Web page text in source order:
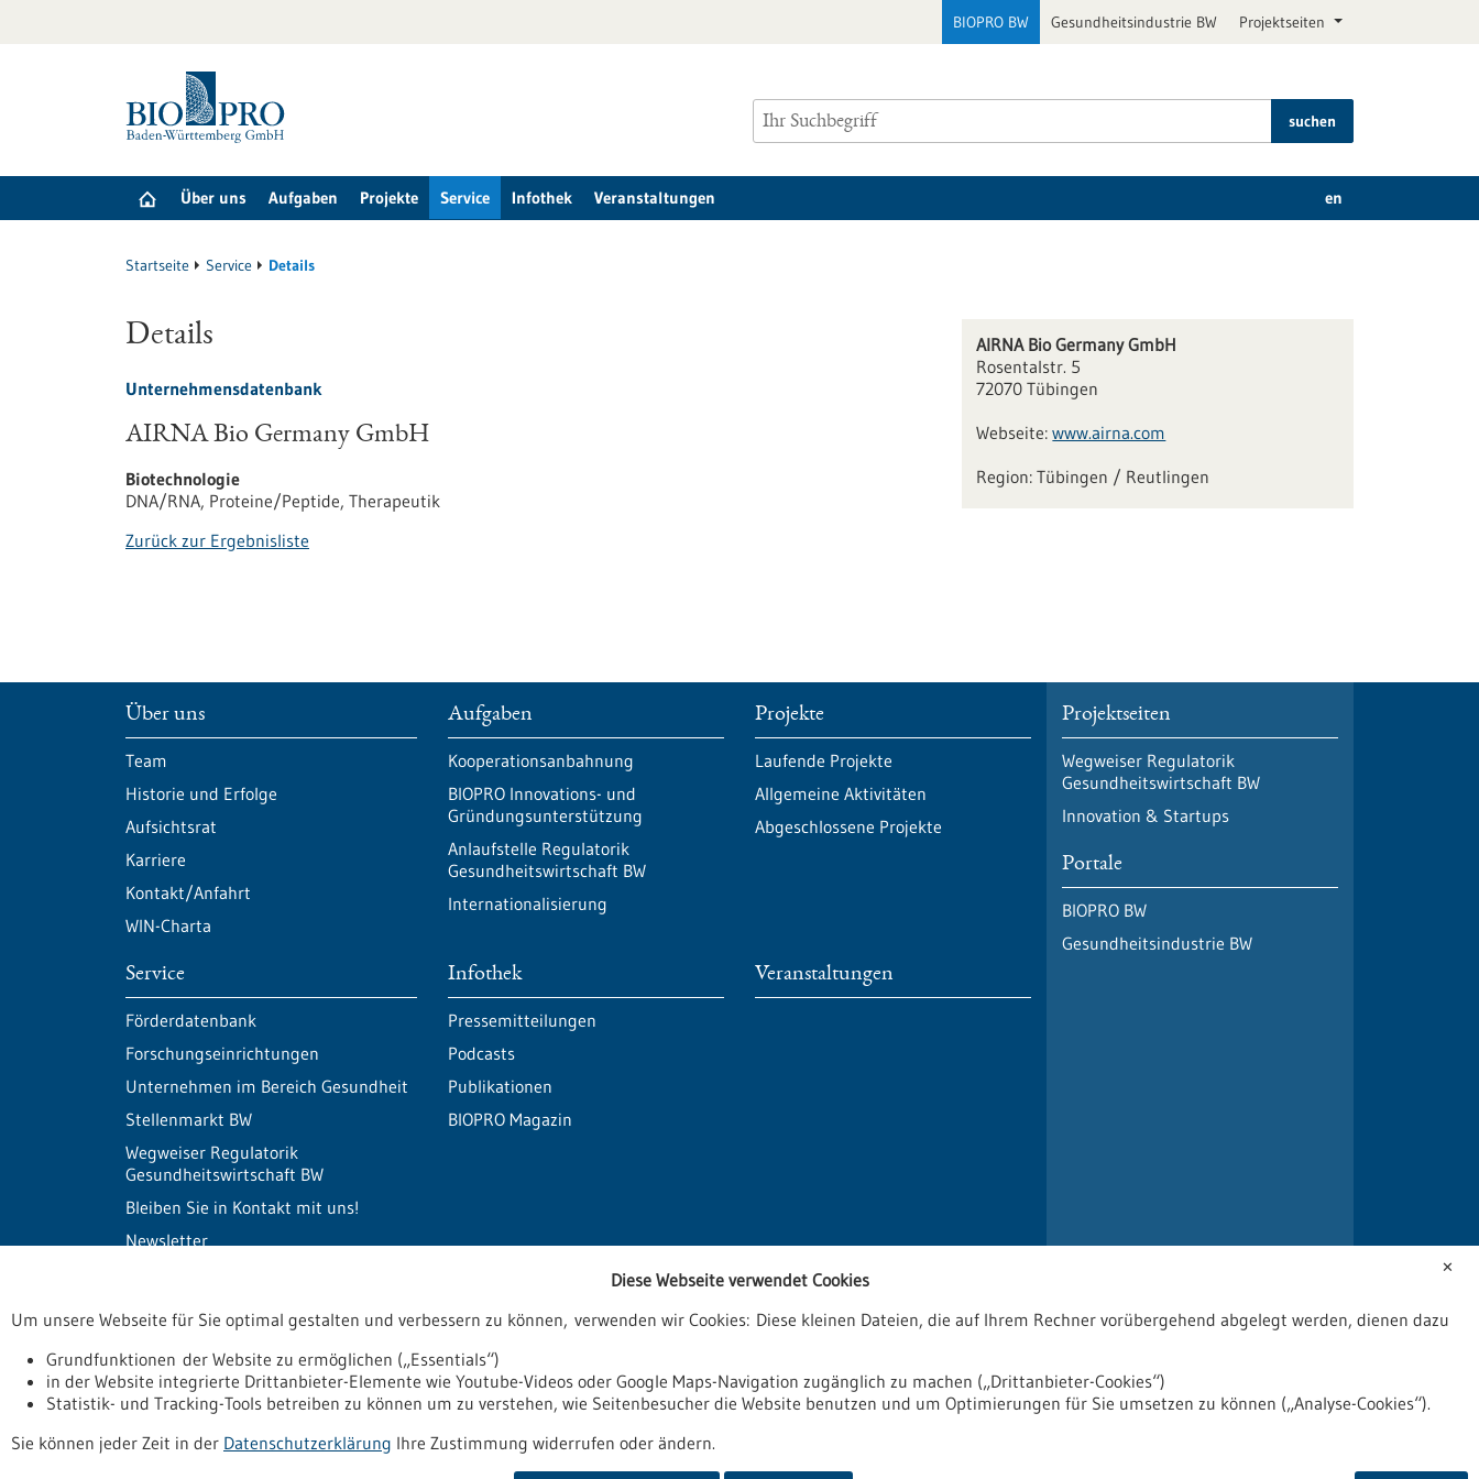
BIOPRO BW Gesundheitsindustrie BW Projektseiten
suchen
Über uns Aufgaben Projekte Service Infothek Veranstaltungen en
Startseite Service Details
Details
Unternehmensdatenbank
AIRNA Bio Germany GmbH
Biotechnologie
DNA/RNA, Proteine/Peptide, Therapeutik
Zurück zur Ergebnisliste
AIRNA Bio Germany GmbH
Rosentalstr. 5
72070 Tübingen
Webseite: www.airna.com
Tübingen / Reutlingen
Über uns
Team
Historie und Erfolge
Aufsichtsrat
Karriere
Kontakt/Anfahrt
WIN-Charta
Aufgaben
Kooperationsanbahnung
BIOPRO Innovations- und
Gründungsunterstützung
Anlaufstelle Regulatorik
Gesundheitswirtschaft BW
Internationalisierung
Projekte
Laufende Projekte
Allgemeine Aktivitäten
Abgeschlossene Projekte
Service
Förderdatenbank
Forschungseinrichtungen
Unternehmen im Bereich Gesundheit
Stellenmarkt BW
Wegweiser Regulatorik
Gesundheitswirtschaft BW
Bleiben Sie in Kontakt mit uns!
Newsletter
Infothek
Pressemitteilungen
Podcasts
Publikationen
BIOPRO Magazin
Veranstaltungen
Projektseiten
Wegweiser Regulatorik
Gesundheitswirtschaft BW
Innovation & Startups
Portale
BIOPRO BW
Gesundheitsindustrie BW
Informiert bleiben Newsletter abonnieren
✕
Diese Webseite verwendet Cookies
Um unsere Webseite für Sie optimal gestalten und verbessern zu können, verwenden wir Cookies: Diese kleinen Dateien, die auf Ihrem Rechner vorübergehend abgelegt werden, dienen dazu
Grundfunktionen der Website zu ermöglichen („Essentials“)
in der Website integrierte Drittanbieter-Elemente wie Youtube-Videos oder Google Maps-Navigation zugänglich zu machen („Drittanbieter-Cookies“)
Statistik- und Tracking-Tools betreiben zu können um zu verstehen, wie Seitenbesucher die Website benutzen und um Optimierungen für Sie umsetzen zu können („Analyse-Cookies“).
Sie können jeder Zeit in der Datenschutzerklärung Ihre Zustimmung widerrufen oder ändern.